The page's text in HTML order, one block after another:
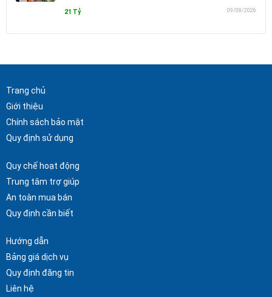
21 Tỷ 09/08/2026
Trang chủ
Giới thiệu
Chính sách bảo mật
Quy định sử dụng
Quy chế hoạt động
Trung tâm trợ giúp
An toàn mua bán
Quy định cần biết
Hướng dẫn
Bảng giá dịch vụ
Quy định đăng tin
Liên hệ